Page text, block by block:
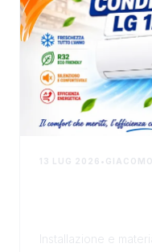
13 LUG 2026 •
Installazione e